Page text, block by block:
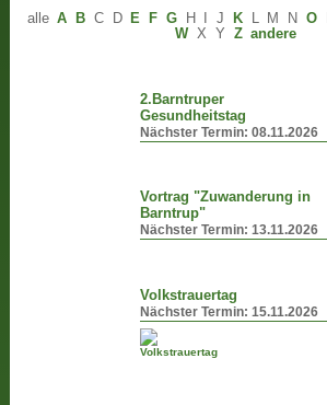
alle A B C D E F G H J K L M N O
W X Y Z andere
2.Barntruper
Gesundheitstag
Nächster Termin:08.11.2026
Vortrag "Zuwanderung in
Barntrup"
Nächster Termin:13.11.2026
Volkstrauertag
Nächster Termin:15.11.2026